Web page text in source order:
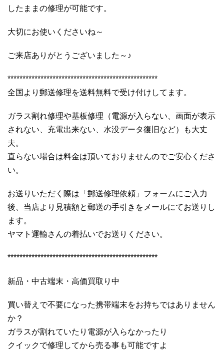
したままの修理が可能です。
大切にお使いくださいね～
ご来店ありがとうございました～♪
**************************************************
全国より郵送修理を送料無料で受け付けしてます。
ガラス割れ修理や基板修理（電源が入らない、画面が表示
されない、充電出来ない、水没データ復旧など）も大丈
夫。
直らない場合は料金は頂いておりませんのでご安心くださ
い。
お送りいただく際は「郵送修理依頼」フォームにご入力
後、当店より見積額と郵送の手引きをメールにてお送りし
ます。
ヤマト運輸さんの着払いでお送りください。
**************************************************
新品・中古端末・高価買取り中
買い替えで不要になった携帯端末をお持ちではありません
か？
ガラスが割れていたり電源が入らなかったり
クイックで修理してから売る事も可能ですよ